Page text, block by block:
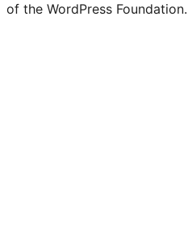
of the WordPress Foundation.